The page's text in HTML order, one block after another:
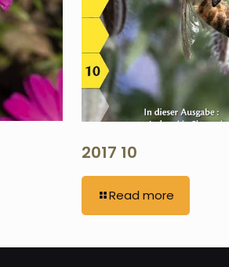
2017 10
Read more